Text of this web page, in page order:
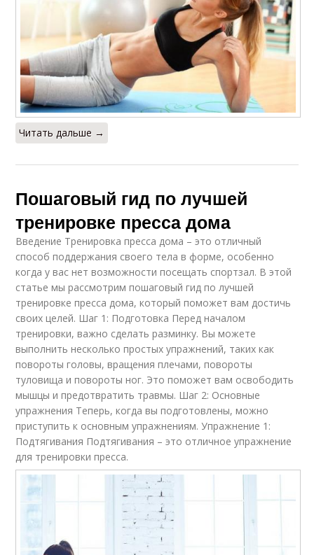
Читать дальше →
Пошаговый гид по лучшей
тренировке пресса дома
Введение Тренировка пресса дома – это отличный
способ поддержания своего тела в форме, особенно
когда у вас нет возможности посещать спортзал. В этой
статье мы рассмотрим пошаговый гид по лучшей
тренировке пресса дома, который поможет вам достичь
своих целей. Шаг 1: Подготовка Перед началом
тренировки, важно сделать разминку. Вы можете
выполнить несколько простых упражнений, таких как
повороты головы, вращения плечами, повороты
туловища и повороты ног. Это поможет вам освободить
мышцы и предотвратить травмы. Шаг 2: Основные
упражнения Теперь, когда вы подготовлены, можно
приступить к основным упражнениям. Упражнение 1:
Подтягивания Подтягивания – это отличное упражнение
для тренировки пресса.